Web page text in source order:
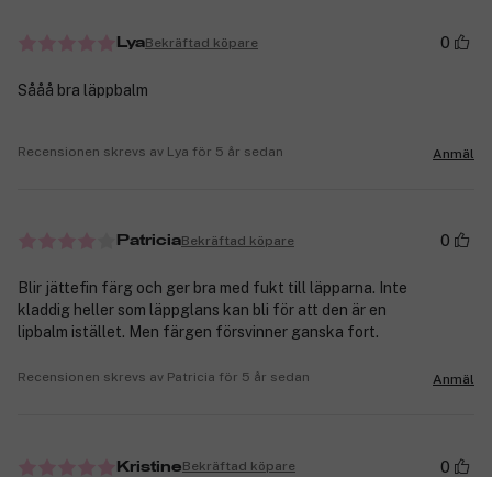
LyaBekräftad köpare 0
Sååå bra läppbalm
Recensionen skrevs av Lya för 5 år sedan Anmäl
PatriciaBekräftad köpare 0
Blir jättefin färg och ger bra med fukt till läpparna. Inte
kladdig heller som läppglans kan bli för att den är en
lipbalm istället. Men färgen försvinner ganska fort.
Recensionen skrevs av Patricia för 5 år sedan Anmäl
KristineBekräftad köpare 0